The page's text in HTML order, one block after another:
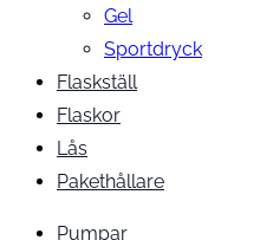
Gel
Sportdryck
Flaskställ
Flaskor
Lås
Pakethållare
Pumpar